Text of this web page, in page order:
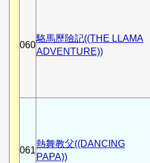
060
駱馬歷險記((THE LLAMA
ADVENTURE))
061
熱舞教父((DANCING
PAPA))